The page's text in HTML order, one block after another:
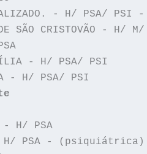
- H/ PSA/
SÃO CRISTOVÃO -
- H/ PSA/ PSI
- H/ PSA